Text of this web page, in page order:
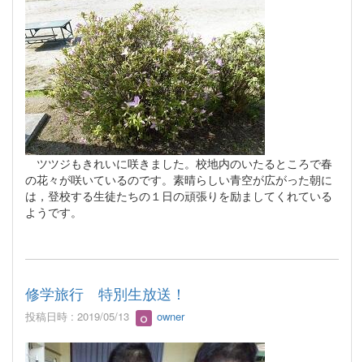
ツツジもきれいに咲きました。校地内のいたるところで春
の花々が咲いているのです。素晴らしい青空が広がった朝に
は，登校する生徒たちの１日の頑張りを励ましてくれている
ようです。
修学旅行 特別生放送！
投稿日時 : 2019/05/13 owner